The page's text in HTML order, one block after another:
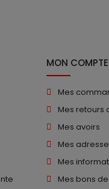
MON COMPTE
Mes
Mes retours
Mes avoirs
Mes
Mes
Mes bons